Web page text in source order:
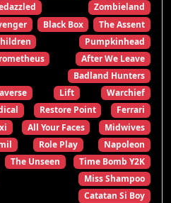
Zombieland
Black Box
The Assent
Pumpkinhead
After We Leave
Badland Hunters
Lift
Warchief
Restore Point
Ferrari
All Your Faces
Midwives
Role Play
Napoleon
The Unseen
Time Bomb Y2K
Miss Shampoo
Catatan Si Boy